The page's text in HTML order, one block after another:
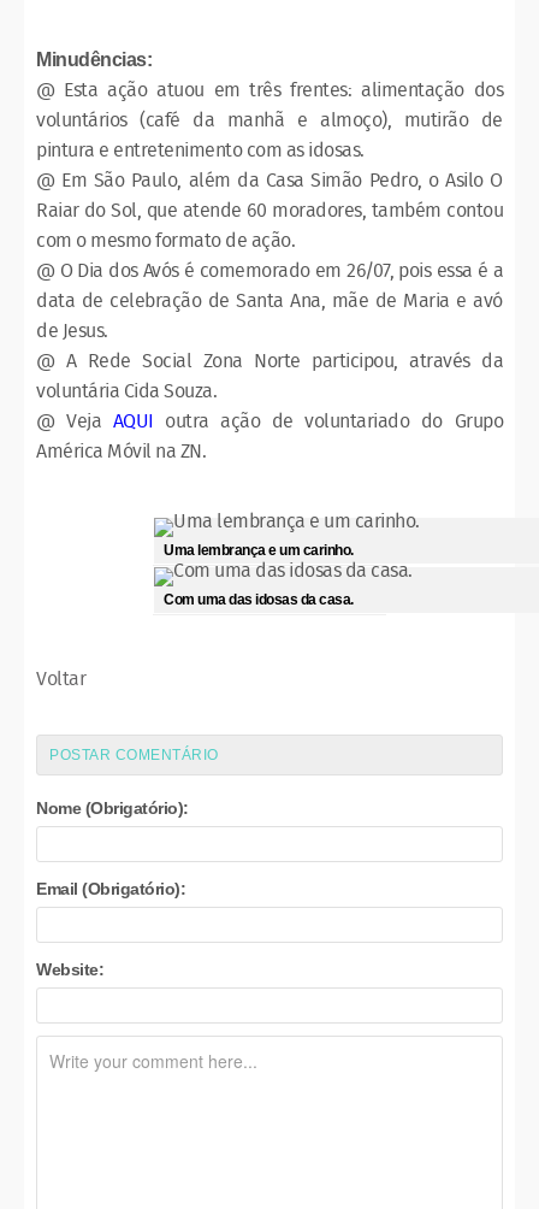
Minudências:
@ Esta ação atuou em três frentes: alimentação dos
voluntários (café da manhã e almoço), mutirão de
pintura e entretenimento com as idosas.
@ Em São Paulo, além da Casa Simão Pedro, o Asilo O
Raiar do Sol, que atende 60 moradores, também contou
com o mesmo formato de ação.
@ O Dia dos Avós é comemorado em 26/07, pois essa é a
data de celebração de Santa Ana, mãe de Maria e avó
de Jesus.
@ A Rede Social Zona Norte participou, através da
voluntária Cida Souza.
@ Veja AQUI outra ação de voluntariado do Grupo
América Móvil na ZN.
Uma lembrança e um carinho.
Com uma das idosas da casa.
Voltar
POSTAR COMENTÁRIO
Nome (Obrigatório):
Email (Obrigatório):
Website: